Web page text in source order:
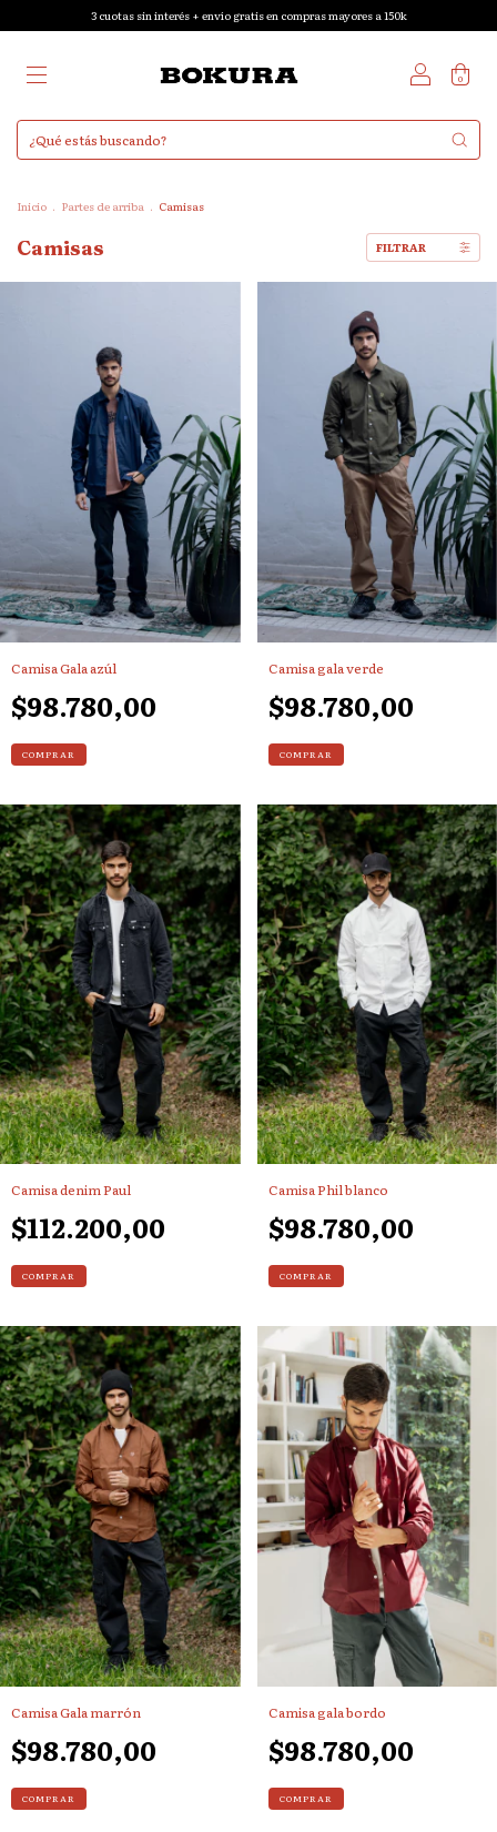
3 cuotas sin interés + envío gratis en compras mayores a 150k
0
Inicio . Partes de arriba . Camisas
Camisas FILTRAR
Camisa Gala azúl
$98.780,00
COMPRAR
Camisa gala verde
$98.780,00
COMPRAR
Camisa denim Paul
$112.200,00
COMPRAR
Camisa Phil blanco
$98.780,00
COMPRAR
Camisa Gala marrón
$98.780,00
COMPRAR
Camisa gala bordo
$98.780,00
COMPRAR